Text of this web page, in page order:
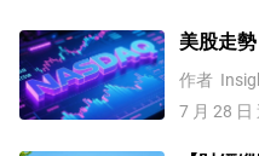
美股走
售加劇
作者
7 月 28 日